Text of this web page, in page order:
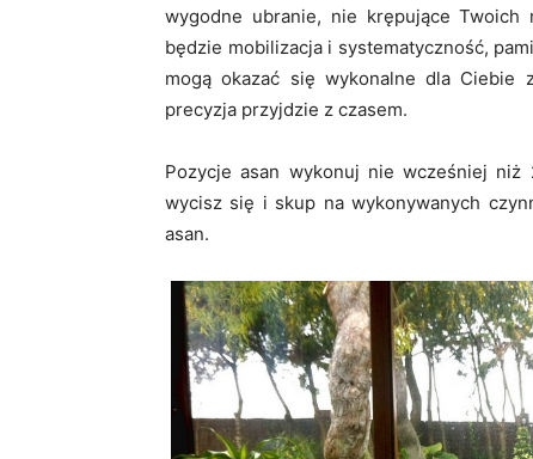
wygodne ubranie, nie krępujące
będzie mobilizacja i systematyczność,
mogą okazać się wykonalne dla Ciebie
precyzja przyjdzie z czasem.
Pozycje asan wykonuj nie wcześniej niż
wycisz się i skup na wykonywanych
asan.